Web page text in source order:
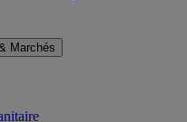
Marchés